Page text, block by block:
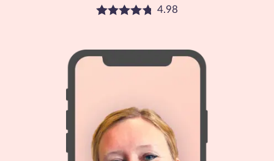
Betyg: 4.98 stjärnor 4.98